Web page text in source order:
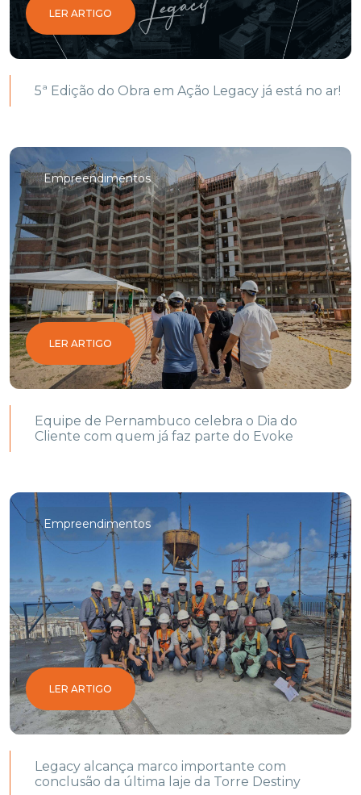
LER ARTIGO
5ª Edição do Obra em Ação Legacy já está no ar!
Empreendimentos
LER ARTIGO
Equipe de Pernambuco celebra o Dia do
Cliente com quem já faz parte do Evoke
Empreendimentos
LER ARTIGO
Legacy alcança marco importante com
conclusão da última laje da Torre Destiny